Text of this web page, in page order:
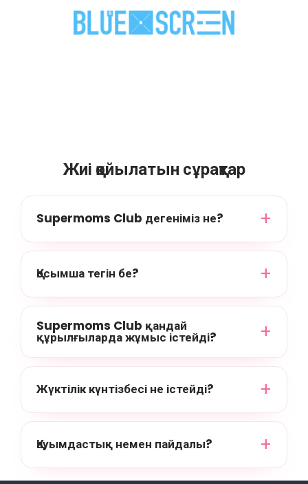
Жиі қойылатын сұрақтар
Supermoms Club дегеніміз не?
Қосымша тегін бе?
Supermoms Club қандай
құрылғыларда жұмыс істейді?
Жүктілік күнтізбесі не істейді?
Қауымдастық немен пайдалы?